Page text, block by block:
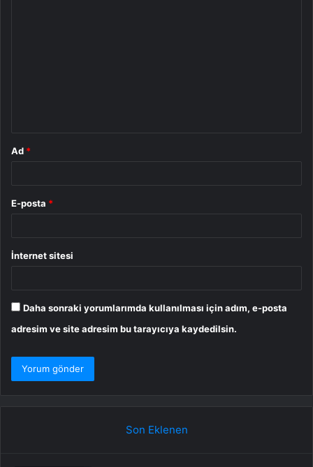
Ad *
E-posta *
İnternet sitesi
Daha sonraki yorumlarımda kullanılması için adım, e-posta
adresim ve site adresim bu tarayıcıya kaydedilsin.
Son Eklenen